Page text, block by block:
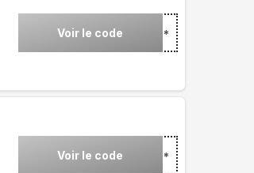
Voir le code ***
Voir le code ***